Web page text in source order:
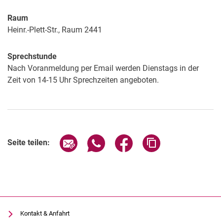
Raum
Heinr.-Plett-Str., Raum 2441
Sprechstunde
Nach Voranmeldung per Email werden Dienstags in der
Zeit von 14-15 Uhr Sprechzeiten angeboten.
Seite teilen: Seite über E-Mail teilen
Seite über WhatsApp teilen
Seite über Facebook
Kontakt & Anfahrt